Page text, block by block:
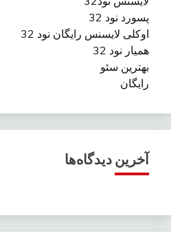
پسورد نود 32
اوکلی لایسنس رایگان نود 32
همیار نود 32
بهترین سئو
رایگان
آخرین دیدگاه‌ها